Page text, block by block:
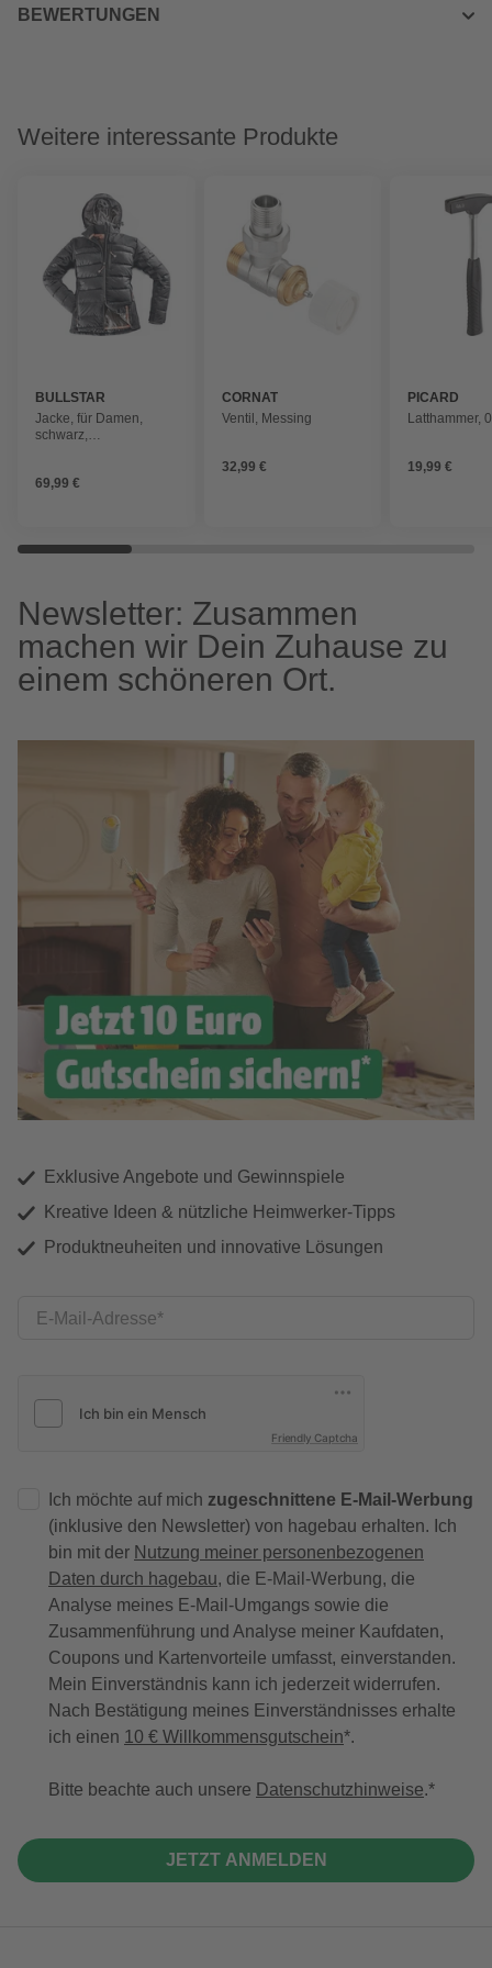
BEWERTUNGEN
Weitere interessante Produkte
BULLSTAR
Jacke, für Damen,
schwarz,
69,99 €
CORNAT
Ventil, Messing
32,99 €
PICARD
Latthammer,
19,99 €
Newsletter: Zusammen
machen wir Dein Zuhause zu
einem schöneren Ort.
Exklusive Angebote und Gewinnspiele
Kreative Ideen & nützliche Heimwerker-Tipps
Produktneuheiten und innovative Lösungen
E-Mail-Adresse
Friendly Captcha
Ich möchte auf mich zugeschnittene E-Mail-Werbung
(inklusive den Newsletter) von hagebau erhalten. Ich
bin mit der Nutzung meiner personenbezogenen
Daten durch hagebau, die E-Mail-Werbung, die
Analyse meines E-Mail-Umgangs sowie die
Zusammenführung und Analyse meiner Kaufdaten,
Coupons und Kartenvorteile umfasst, einverstanden.
Mein Einverständnis kann ich jederzeit widerrufen.
Nach Bestätigung meines Einverständnisses erhalte
ich einen 10 € Willkommensgutschein*.
Bitte beachte auch unsere Datenschutzhinweise.
JETZT ANMELDEN